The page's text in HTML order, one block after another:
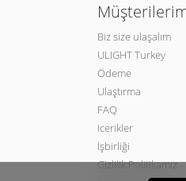
Biz size ulaşalım
ULIGHT Turkey
Ödeme
Ulaştırma
FAQ
Icerikler
İşbirliği
Gizlilik Politikamız